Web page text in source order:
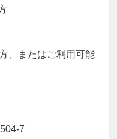
、またはご利用可能
7